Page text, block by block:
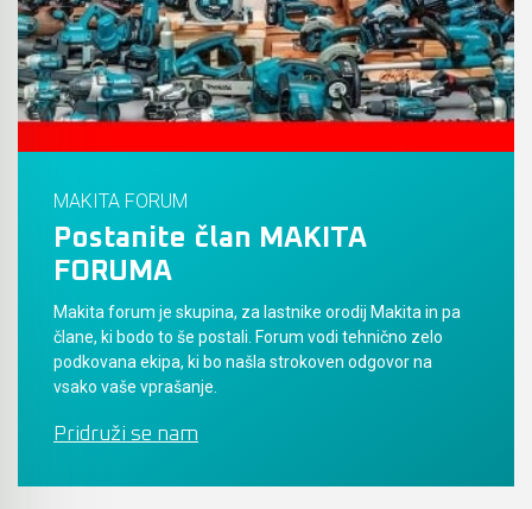
MAKITA FORUM
Postanite član MAKITA
FORUMA
Makita forum je skupina, za lastnike orodij Makita in pa
člane, ki bodo to še postali. Forum vodi tehnično zelo
podkovana ekipa, ki bo našla strokoven odgovor na
vsako vaše vprašanje.
Pridruži se nam